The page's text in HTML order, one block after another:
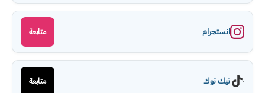
انستجرام متابعة
تيك توك متابعة